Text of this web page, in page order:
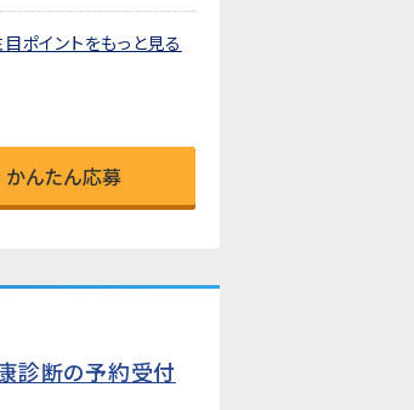
ポイントをもっと見る
かんたん応募
診断の予約受付